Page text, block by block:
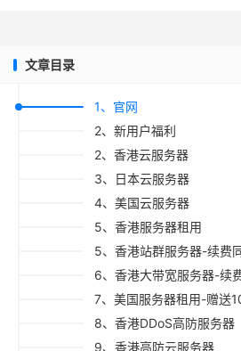
文章目录
1、官网
2、新用户福利
2、香港云服务器
3、日本云服务器
4、美国云服务器
5、香港服务器租用
5、香港站群服务器-续费
6、香港大带宽服务器-续
7、美国服务器租用-赠送
8、香港DDoS高防服务器
9、香港高防云服务器